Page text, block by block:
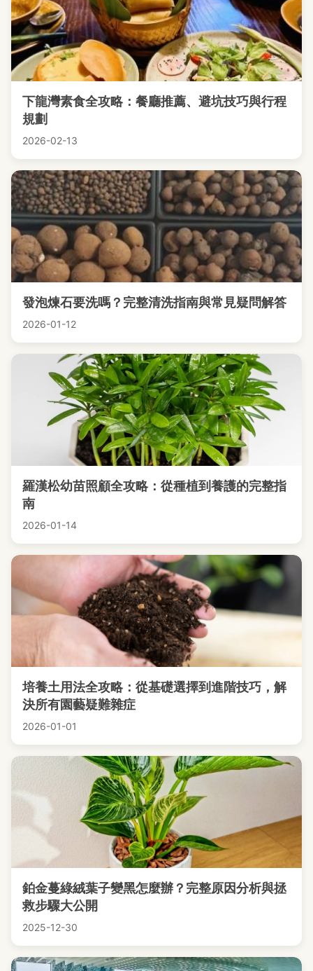
下龍灣素食全攻略：餐廳推薦、避坑技巧與行程
規劃
2026-02-13
發泡煉石要洗嗎？完整清洗指南與常見疑問解答
2026-01-12
羅漢松幼苗照顧全攻略：從種植到養護的完整指
南
2026-01-14
培養土用法全攻略：從基礎選擇到進階技巧，解
決所有園藝疑難雜症
2026-01-01
鉑金蔓綠絨葉子變黑怎麼辦？完整原因分析與拯
救步驟大公開
2025-12-30